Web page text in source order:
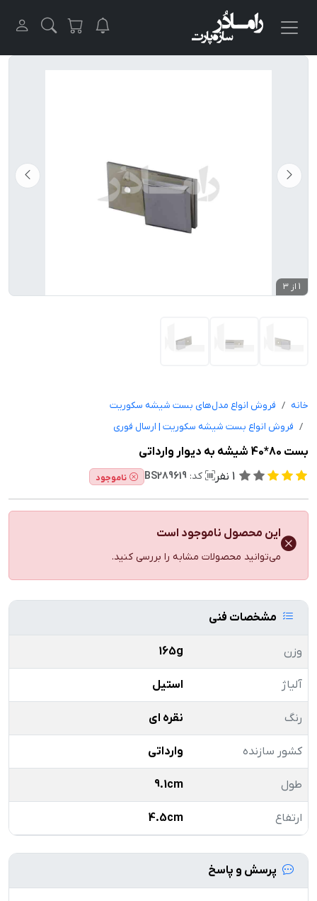
1 از 3
خانه
فروش انواع مدل‌های بست شیشه سکوریت
فروش انواع بست شیشه سکوریت | ارسال فوری
بست 80*40 شیشه به دیوار وارداتی
1 نفر کد: BS289619 ناموجود
این محصول ناموجود است
می‌توانید محصولات مشابه را بررسی کنید.
مشخصات فنی
وزن 165g
آلیاژ استیل
رنگ نقره ای
کشور سازنده وارداتی
طول 9.1cm
ارتفاع 4.5cm
پرسش و پاسخ